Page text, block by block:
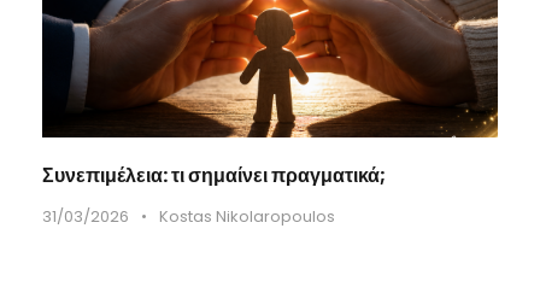
Συνεπιμέλεια: τι σημαίνει πραγματικά;
31/03/2026 • Kostas Nikolaropoulos